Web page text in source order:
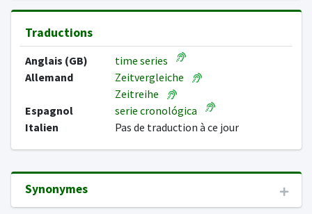
Traductions
Anglais (GB)
time series
Allemand
Zeitvergleiche
Zeitreihe
Espagnol
serie cronológica
Italien
Pas de traduction à ce jour
Synonymes